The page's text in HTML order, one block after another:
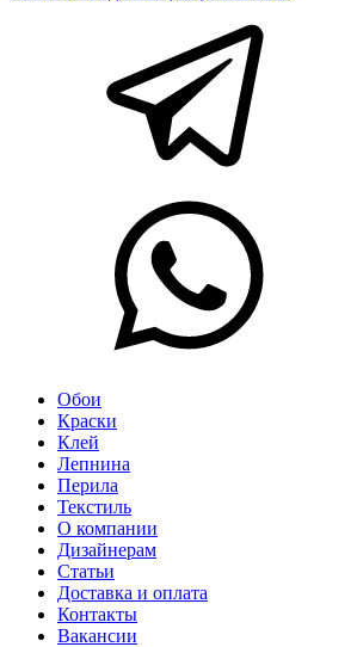
Обои
Краски
Клей
Лепнина
Перила
Текстиль
О компании
Дизайнерам
Статьи
Доставка и оплата
Контакты
Вакансии